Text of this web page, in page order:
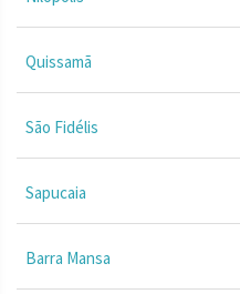
Quissamã
São Fidélis
Sapucaia
Barra Mansa